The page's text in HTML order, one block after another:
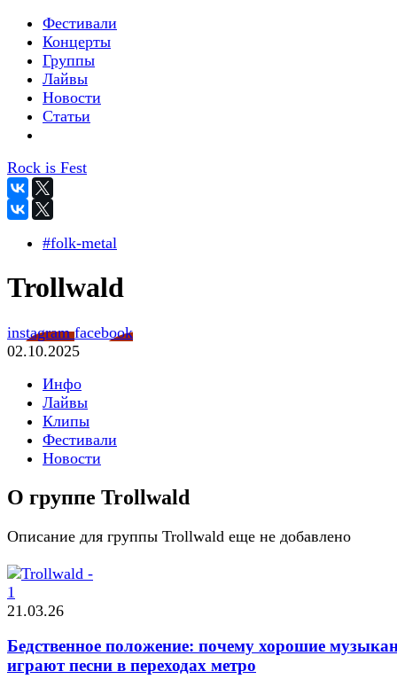
Фестивали
Концерты
Группы
Лайвы
Новости
Статьи
Rock is Fest
#folk-metal
Trollwald
instagramfacebook
02.10.2025
Инфо
Лайвы
Клипы
Фестивали
Новости
О группе Trollwald
Описание для группы Trollwald еще не добавлено
21.03.26
Бедственное положение: почему хорошие
играют песни в переходах метро